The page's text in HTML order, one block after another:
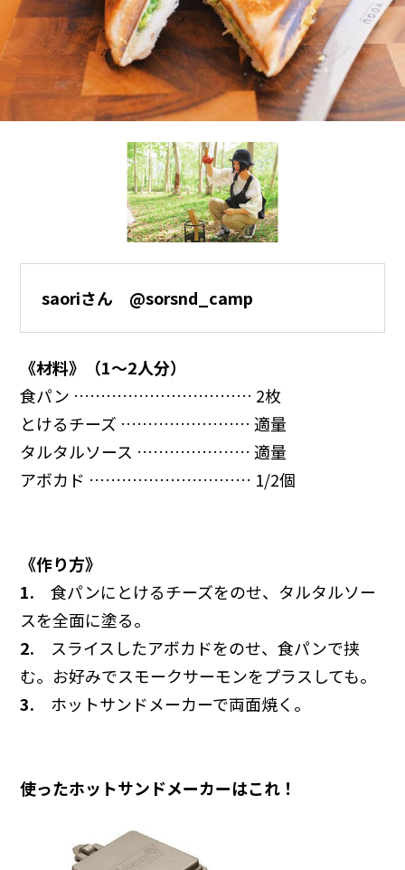
saoriさん @sorsnd_camp
《材料》（1～2人分）
食パン …………………………… 2枚
とけるチーズ …………………… 適量
タルタルソース ………………… 適量
アボカド ………………………… 1/2個
《作り方》
1. 食パンにとけるチーズをのせ、タルタルソー
スを全面に塗る。
2. スライスしたアボカドをのせ、食パンで挟
む。お好みでスモークサーモンをプラスしても。
3. ホットサンドメーカーで両面焼く。
使ったホットサンドメーカーはこれ！